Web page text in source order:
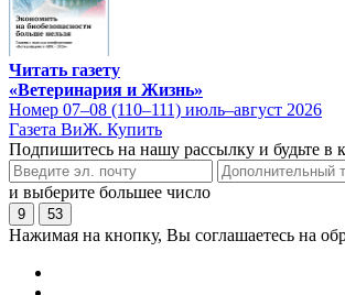
Читать газету
«Ветеринария и Жизнь»
Номер 07–08 (110–111) июль–август 2026
Газета ВиЖ. Купить
Подпишитесь на нашу рассылку и будьте в
и выберите большее число
9 53
Нажимая на кнопку, Вы соглашаетесь на